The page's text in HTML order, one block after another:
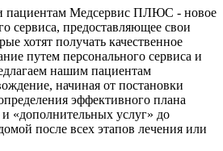
пациентам Медсервис ПЛЮС - новое
сервиса, предоставляющее свои
хотят получать качественное
путем персонального сервиса и
нашим пациентам
начиная от постановки
эффективного плана
и «дополнительных услуг» до
после всех этапов лечения или